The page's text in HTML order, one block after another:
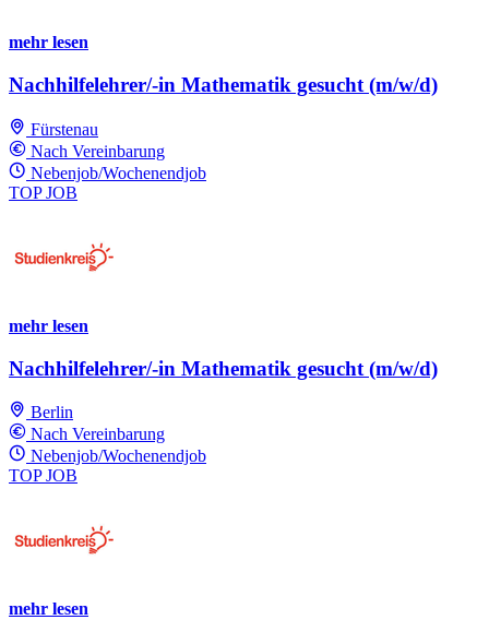
mehr lesen
Nachhilfelehrer/-in Mathematik gesucht (m/w/d)
Fürstenau
Nach Vereinbarung
Nebenjob/Wochenendjob
TOP JOB
mehr lesen
Nachhilfelehrer/-in Mathematik gesucht (m/w/d)
Berlin
Nach Vereinbarung
Nebenjob/Wochenendjob
TOP JOB
mehr lesen